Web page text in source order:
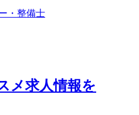
・整備士
メ求人情報を